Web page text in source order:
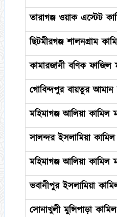
তারাগঞ্জ ওয়াক এস্টেট
ছিটমীরগঞ্জ শালনগ্রাম
কামারজানী বণিক ফাজিল
গোবিন্দপুর বায়তুর আমান
মহিমাগঞ্জ আলিয়া কামিল
সালন্দর ইসলামিয়া কামিল
মহিমাগঞ্জ আলিয়া কামিল
ভবানীপুর ইসলামিয়া
সোনাখুলী মুন্সিপাড়া